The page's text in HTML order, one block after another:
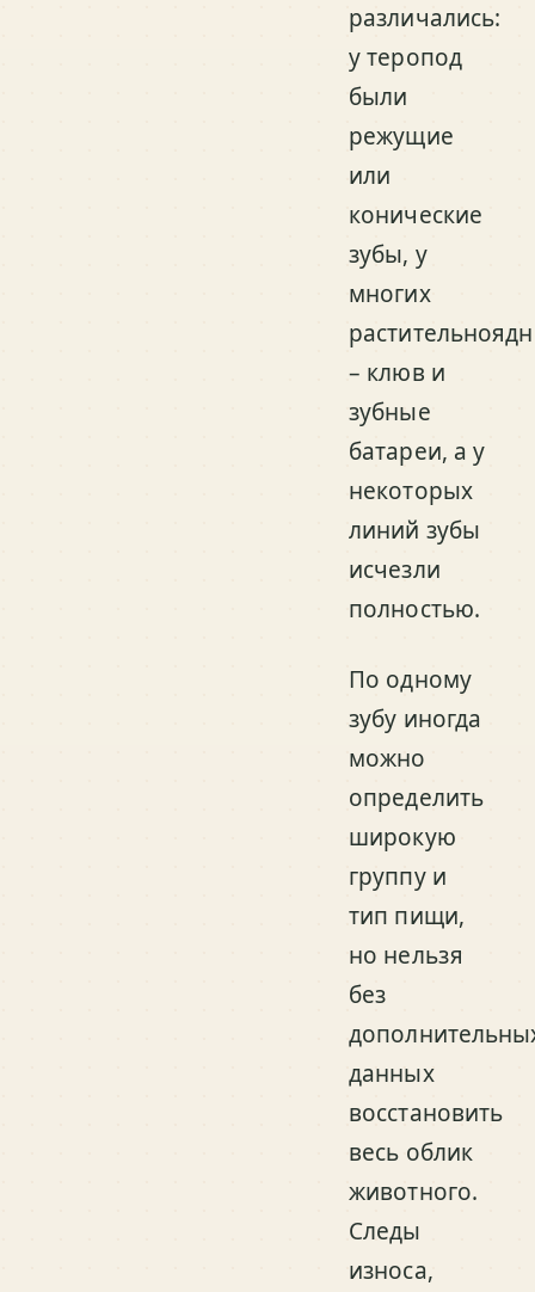
различались:
у теропод
были
режущие
или
конические
зубы, у
многих
– клюв и
зубные
батареи, а у
некоторых
линий зубы
исчезли
полностью.
По одному
зубу иногда
можно
определить
широкую
группу и
тип пищи,
но нельзя
без
данных
восстановить
весь облик
животного.
Следы
износа,